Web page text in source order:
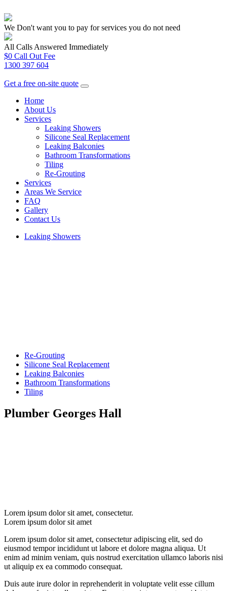
We Don't want you to pay for services you do not need
All Calls Answered Immediately
$0 Call Out Fee
1300 397 604
Get a free on-site quote
Home
About Us
Services
Leaking Showers
Silicone Seal Replacement
Leaking Balconies
Bathroom Transformations
Tiling
Re-Grouting
Services
Areas We Service
FAQ
Gallery
Contact Us
Leaking Showers
Re-Grouting
Silicone Seal Replacement
Leaking Balconies
Bathroom Transformations
Tiling
Plumber Georges Hall
Lorem ipsum dolor sit amet, consectetur.
Lorem ipsum dolor sit amet
Lorem ipsum dolor sit amet, consectetur adipiscing elit, sed do
eiusmod tempor incididunt ut labore et dolore magna aliqua. Ut
enim ad minim veniam, quis nostrud exercitation ullamco laboris nisi
ut aliquip ex ea commodo consequat.
Duis aute irure dolor in reprehenderit in voluptate velit esse cillum